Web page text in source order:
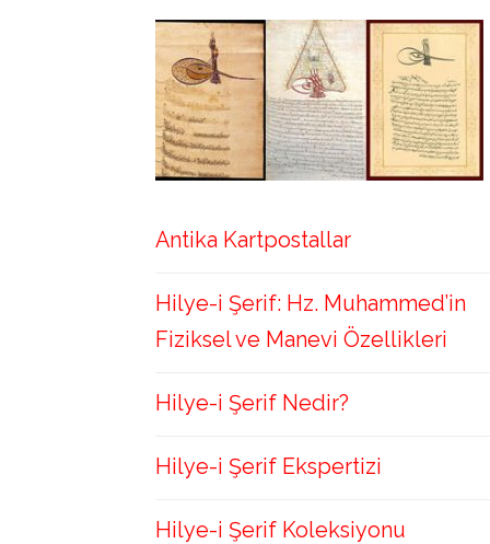
Antika Kartpostallar
Hilye-i Şerif: Hz. Muhammed’in
Fiziksel ve Manevi Özellikleri
Hilye-i Şerif Nedir?
Hilye-i Şerif Ekspertizi
Hilye-i Şerif Koleksiyonu